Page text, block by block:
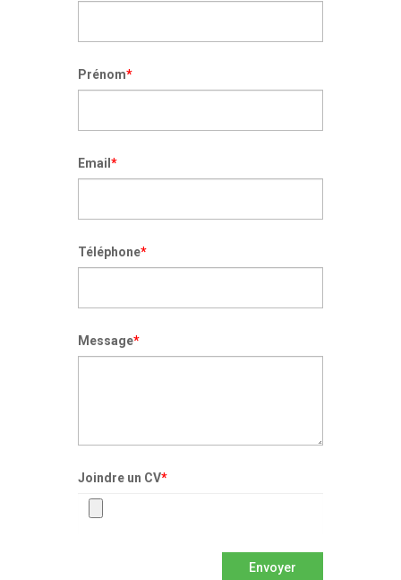
Prénom*
Email *
Téléphone*
Message*
Joindre un CV*
Envoyer